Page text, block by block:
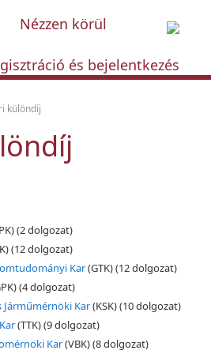
Nézzen körül
és bejelentkezés
különdíj
(2 dolgozat)
(12 dolgozat)
Kar(GTK)(12 dolgozat)
(4 dolgozat)
Járműmérnöki Kar(KSK)(10 dolgozat)
(TTK)(9 dolgozat)
Kar(VBK)(8 dolgozat)